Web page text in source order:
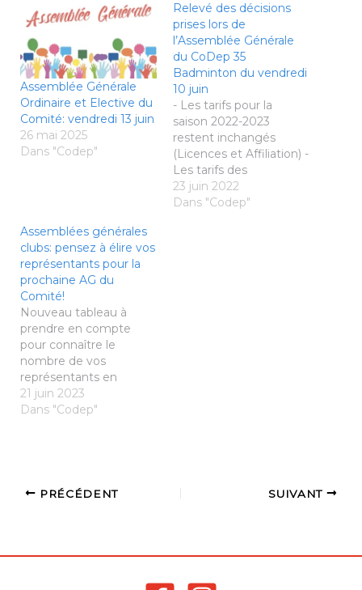
Assemblée Générale
Ordinaire et Elective du
Comité: vendredi 13 juin
26 mai 2025
Dans "Codep"
Relevé des décisions
prises lors de
l’Assemblée Générale
du CoDep 35
Badminton du vendredi
10 juin
- Les tarifs pour la
saison 2022-2023
restent inchangés
(Licences et Affiliation) -
Les tarifs des
prestations du Comité
reviennent à la normale
23 juin 2022
Dans "Codep"
Assemblées générales
clubs: pensez à élire vos
représentants pour la
prochaine AG du
Comité!
Nouveau tableau à
prendre en compte
pour connaître le
nombre de vos
représentants en
fonction du nombre de
vos licenciés en fin de
contact@badminton35.f
21 juin 2023
Dans "Codep"
PRÉCÉDENT SUIVANT